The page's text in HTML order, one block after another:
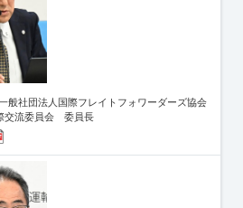
団法人国際フレイトフォワーダーズ協会
交流委員会 委員長